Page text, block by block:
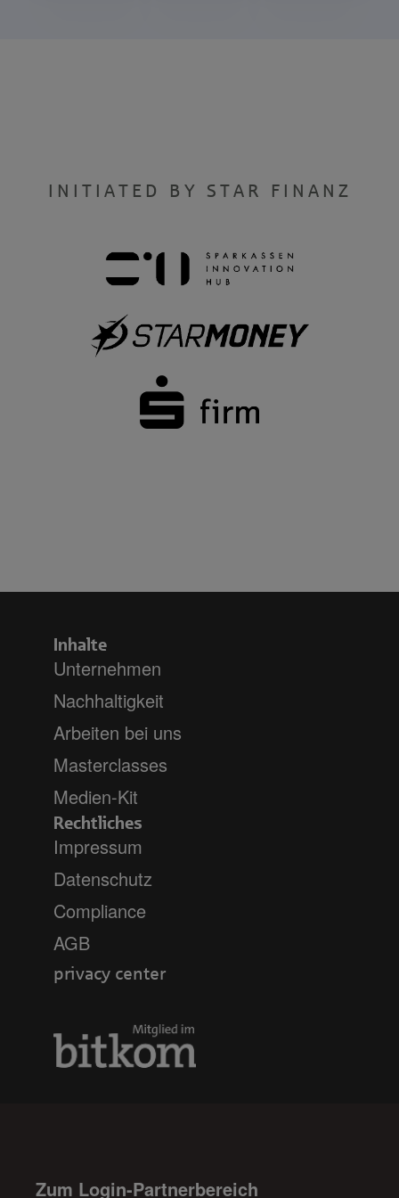
INITIATED BY STAR FINANZ
Inhalte
Unternehmen
Nachhaltigkeit
Arbeiten bei uns
Masterclasses
Medien-Kit
Rechtliches
Impressum
Datenschutz
Compliance
AGB
privacy center
Zum Login-Partnerbereich